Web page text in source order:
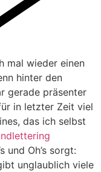
mal wieder einen
hinter den
gerade präsenter
in letzter Zeit viel
das ich selbst
und Oh’s sorgt:
unglaublich viele